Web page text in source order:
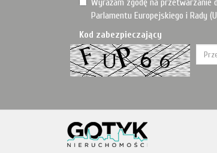
Wyrażam zgodę na przetwarzanie
Parlamentu Europejskiego i Rady
Kod zabezpieczający